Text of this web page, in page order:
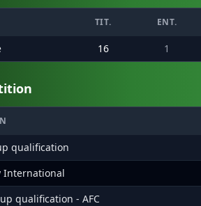
TIT. ENT.
16 1
qualification
International
qualification - AFC